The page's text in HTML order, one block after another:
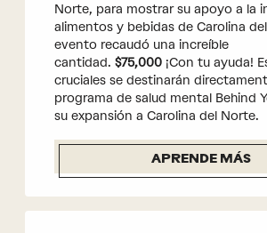
Norte, para mostrar su apoyo a la
alimentos y bebidas de Carolina
evento recaudó una increíble
cantidad. $75,000 ¡Con tu ayuda!
cruciales se destinarán
programa de salud mental Behind
su expansión a Carolina del Norte.
APRENDE MÁS